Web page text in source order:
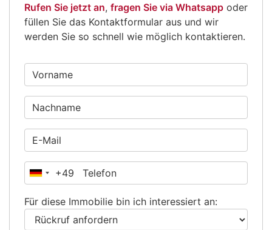
Rufen Sie jetzt an, fragen Sie via Whatsapp oder
füllen Sie das Kontaktformular aus und wir
werden Sie so schnell wie möglich kontaktieren.
Deutschland
+49
Für diese Immobilie bin ich interessiert an: